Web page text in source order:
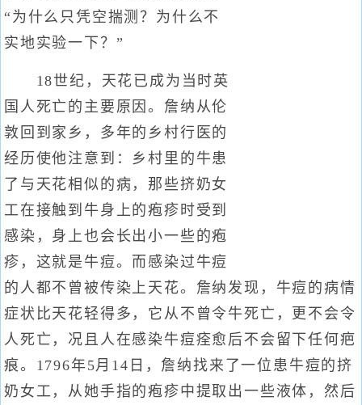
“为什么只凭空揣测？为什么不
实地实验一下？”
18世纪，天花已成为当时英
国人死亡的主要原因。詹纳从伦
敦回到家乡，多年的乡村行医的
经历使他注意到：乡村里的牛患
了与天花相似的病，那些挤奶女
工在接触到牛身上的疱疹时受到
感染，身上也会长出小一些的疱
疹，这就是牛痘。而感染过牛痘
的人都不曾被传染上天花。詹纳发现，牛痘的病情
症状比天花轻得多，它从不曾令牛死亡，更不会令
人死亡，况且人在感染牛痘痊愈后不会留下任何疤
痕。1796年5月14日，詹纳找来了一位患牛痘的挤
奶女工，从她手指的疱疹中提取出一些液体，然后